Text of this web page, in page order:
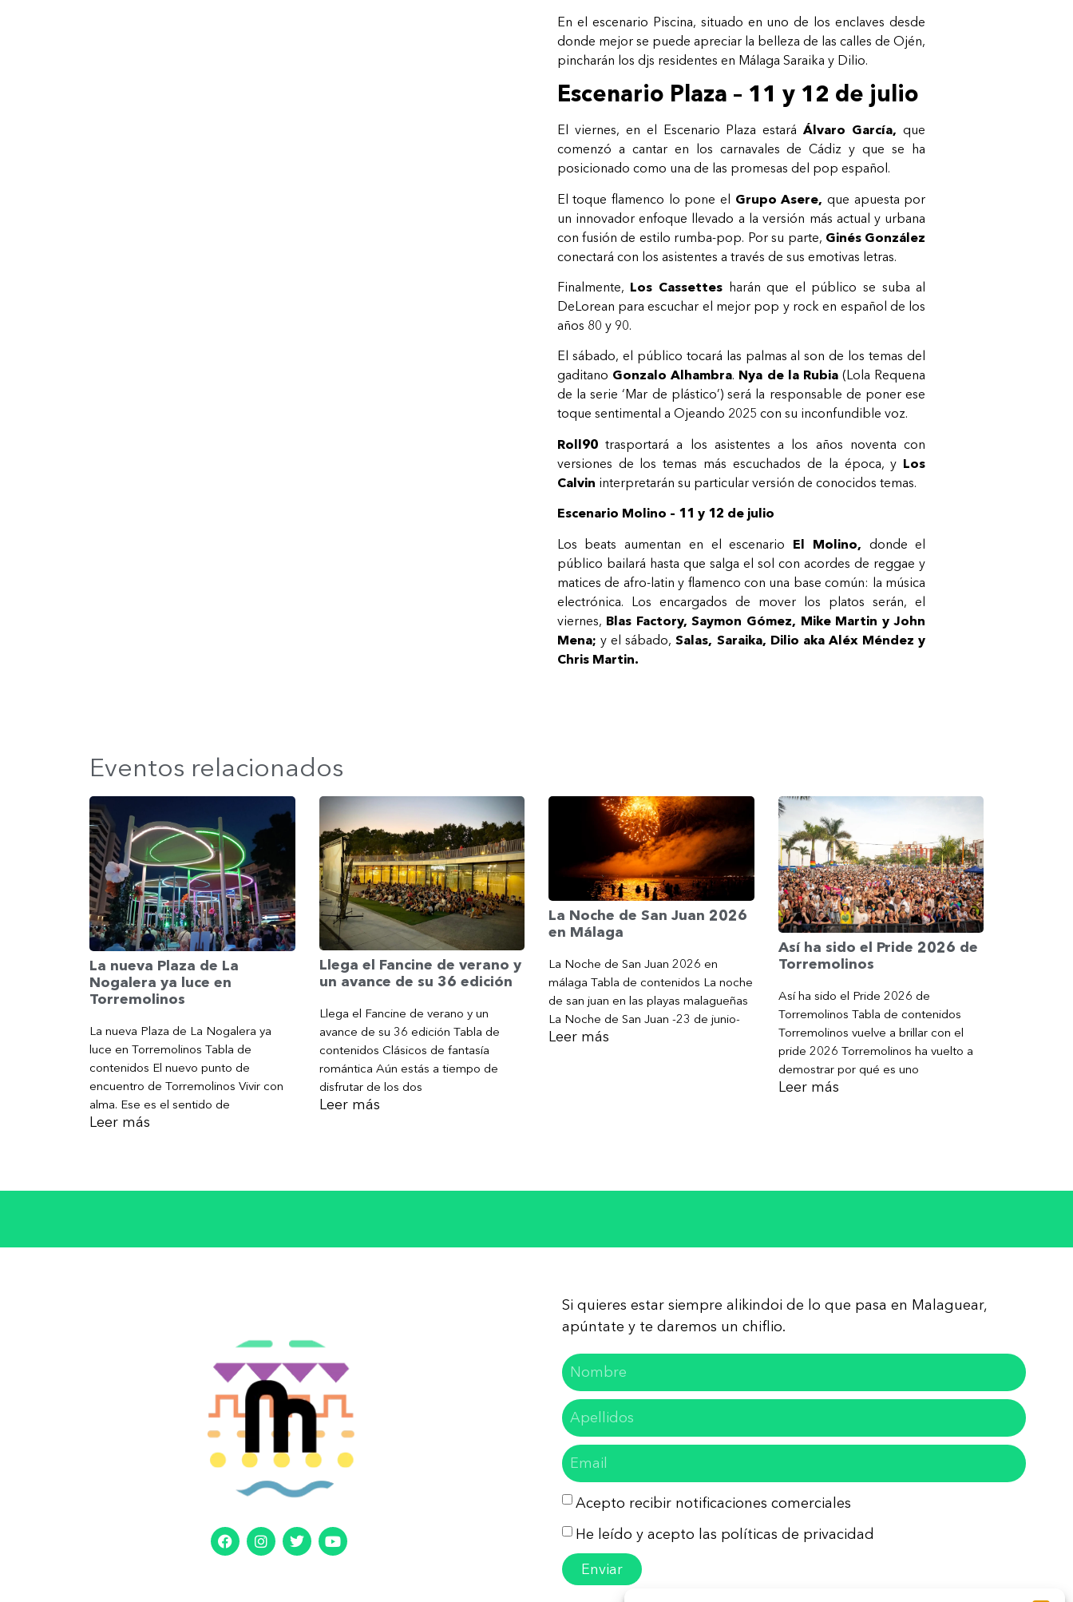
En el escenario Piscina, situado en uno de los enclaves desde
donde mejor se puede apreciar la belleza de las calles de Ojén,
pincharán los djs residentes en Málaga Saraika y Dilio.
Escenario Plaza – 11 y 12 de julio
El viernes, en el Escenario Plaza estaráÁlvaro García, que
comenzó a cantar en los carnavales de Cádiz y que se ha
posicionado como una de las promesas del pop español.
El toque flamenco lo pone el Grupo Asere, que apuesta por
un innovador enfoque llevado a la versión más actual y urbana
con fusión de estilo rumba-pop. Por su parte, Ginés González
conectará con los asistentes a través de sus emotivas letras.
Finalmente, Los Cassettesharán que el público se suba al
DeLorean para escuchar el mejor pop y rock en español de los
años 80 y 90.
El sábado, el público tocará las palmas al son de los temas del
gaditano Gonzalo Alhambra. Nya de la Rubia(Lola Requena
de la serie ‘Mar de plástico’) será la responsable de poner ese
toque sentimental a Ojeando 2025 con su inconfundible voz.
Roll90trasportará a los asistentes a los años noventa con
versiones de los temas más escuchados de la época, y Los
Calvin interpretarán su particular versión de conocidos temas.
Escenario Molino – 11 y 12 de julio
Los beats aumentan en el escenario El Molino, donde el
público bailará hasta que salga el sol con acordes de reggae y
matices de afro-latin y flamenco con una base común: la música
electrónica. Los encargados de mover los platos serán, el
viernes, Blas Factory, Saymon Gómez, Mike Martin y John
Mena; y el sábado,Salas, Saraika, Dilio aka Aléx Méndez y
Chris Martin.
Eventos relacionados
La nueva Plaza de La
Nogalera ya luce en
Torremolinos
La nueva Plaza de La Nogalera ya
luce en Torremolinos Tabla de
contenidos El nuevo punto de
encuentro de Torremolinos Vivir con
alma. Ese es el sentido de
Leer más
Llega el Fancine de verano y
un avance de su 36 edición
Llega el Fancine de verano y un
avance de su 36 edición Tabla de
contenidos Clásicos de fantasía
romántica Aún estás a tiempo de
disfrutar de los dos
Leer más
La Noche de San Juan 2026
en Málaga
La Noche de San Juan 2026 en
málaga Tabla de contenidos La noche
de san juan en las playas malagueñas
La Noche de San Juan -23 de junio-
Leer más
Así ha sido el Pride 2026 de
Torremolinos
Así ha sido el Pride 2026 de
Torremolinos Tabla de contenidos
Torremolinos vuelve a brillar con el
pride 2026 Torremolinos ha vuelto a
demostrar por qué es uno
Leer más
Si quieres estar siempre alikindoi de lo que pasa en Malaguear,
apúntate y te daremos un chiflio.
Acepto recibir notificaciones comerciales
He leído y acepto las políticas de privacidad
Enviar